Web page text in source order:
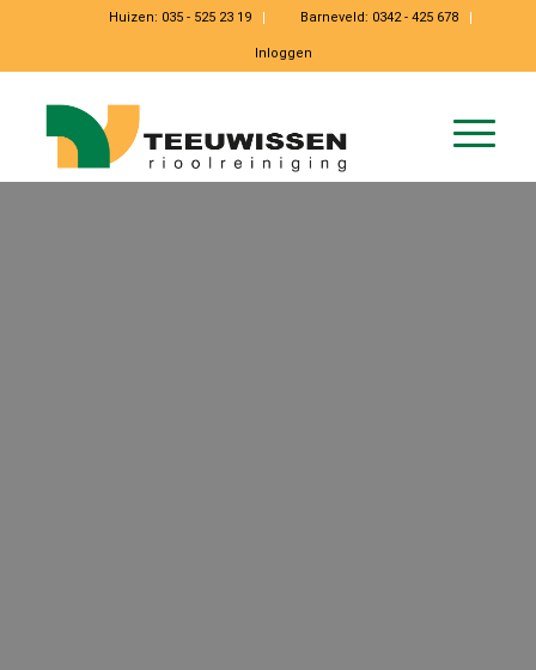
Huizen: 035 - 525 23 19 Barneveld: 0342 - 425 678
Inloggen